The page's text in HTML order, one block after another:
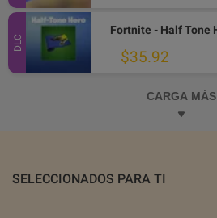
DLC
$35.92
CARGA MÁS
SELECCIONADOS PARA TI